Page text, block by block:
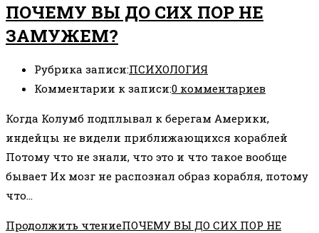
ПОЧЕМУ ВЫ ДО СИХ ПОР НЕ
ЗАМУЖЕМ?
Рубрика записи:ПСИХОЛОГИЯ
Комментарии к записи:0 комментариев
Когда Колумб подплывал к берегам Америки,
индейцы не видели приближающихся кораблей
Потому что не знали, что это и что такое вообще
бывает Их мозг не распознал образ корабля, потому
что…
Продолжить чтениеПОЧЕМУ ВЫ ДО СИХ ПОР НЕ